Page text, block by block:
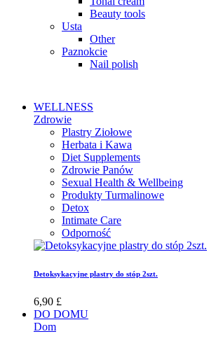
Beauty tools
Usta
Other
Paznokcie
Nail polish
WELLNESS
Zdrowie
Plastry Ziołowe
Herbata i Kawa
Diet Supplements
Zdrowie Panów
Sexual Health & Wellbeing
Produkty Turmalinowe
Detox
Intimate Care
Odporność
Detoksykacyjne plastry do stóp 2szt.
6,90 £
DO DOMU
Dom